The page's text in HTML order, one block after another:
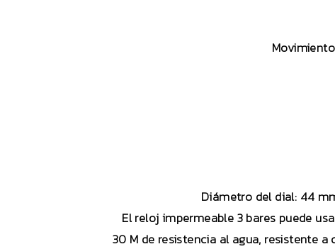
Diámetro del dial: 44
El reloj impermeable 3 bares puede
30 M de resistencia al agua, resistente